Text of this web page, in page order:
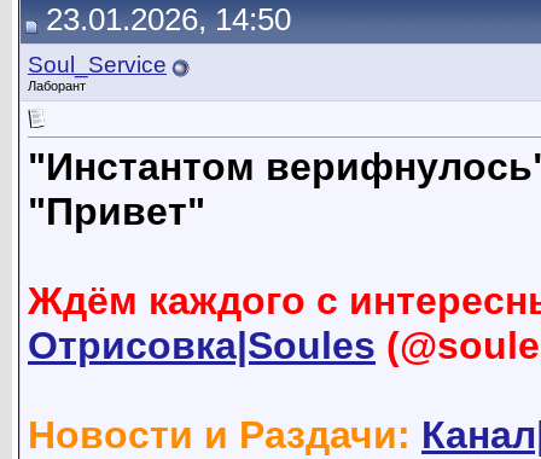
23.01.2026, 14:50
Soul_Service
Лаборант
"Инстантом
"Привет"
Ждём каждого с
Отрисовка|Soules
Новости и Раздачи: